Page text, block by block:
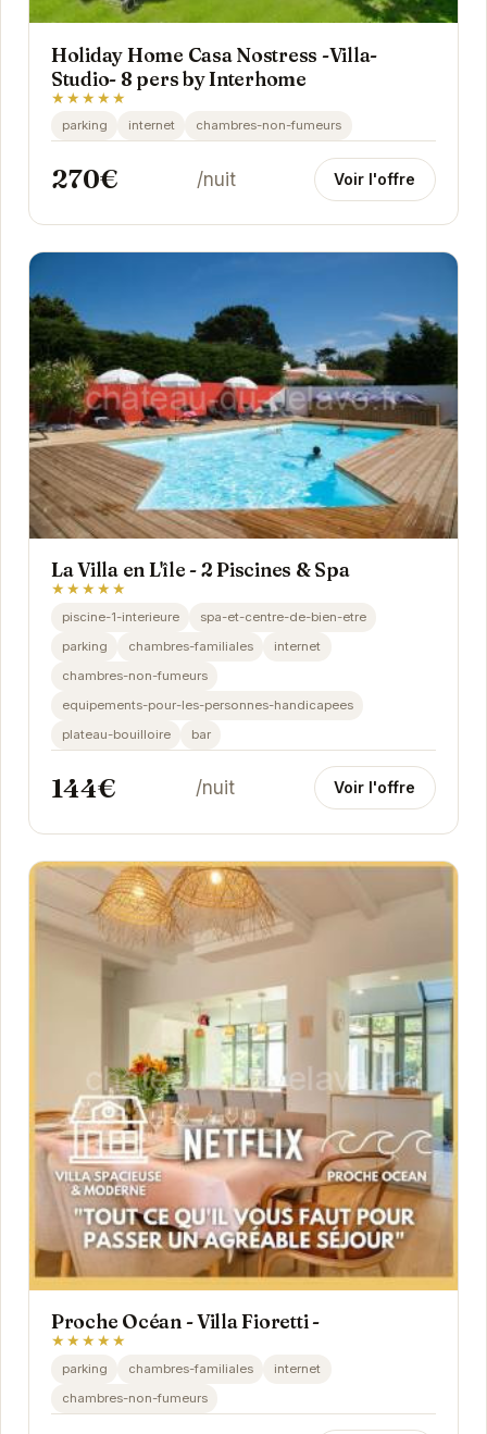
Holiday Home Casa Nostress -Villa-
Studio- 8 pers by Interhome
★★★★★
parking internet chambres-non-fumeurs
270€ /nuit Voir l'offre
La Villa en L'île - 2 Piscines & Spa
★★★★★
piscine-1-interieure
spa-et-centre-de-bien-etre
parking
chambres-familiales
internet
chambres-non-fumeurs
equipements-pour-les-personnes-handicapees
plateau-bouilloire
bar
144€ /nuit Voir l'offre
Proche Océan - Villa Fioretti -
★★★★★
parking chambres-familiales
internet
chambres-non-fumeurs